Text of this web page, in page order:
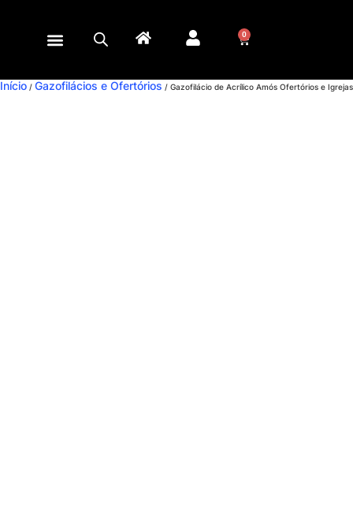
0
Início / Gazofilácios e Ofertórios / Gazofilácio de Acrílico Amós Ofertórios e Igrejas